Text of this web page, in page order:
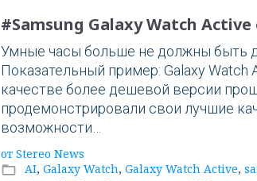
#Samsung Galaxy Watch Active
Умные часы больше не должны быть
Показательный пример: Galaxy Watch
качестве более дешевой версии
продемонстрировали свои лучшие
возможности…
от Stereo News
folder_open AI, Galaxy Watch, Galaxy Watch Active,